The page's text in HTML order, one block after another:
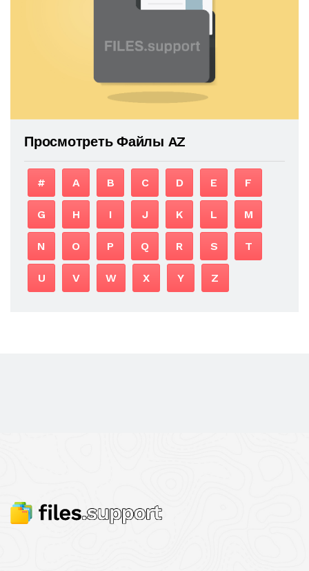
Просмотреть Файлы AZ
# A B C D E F
G H I J K L M
N O P Q R S T
U V W X Y Z